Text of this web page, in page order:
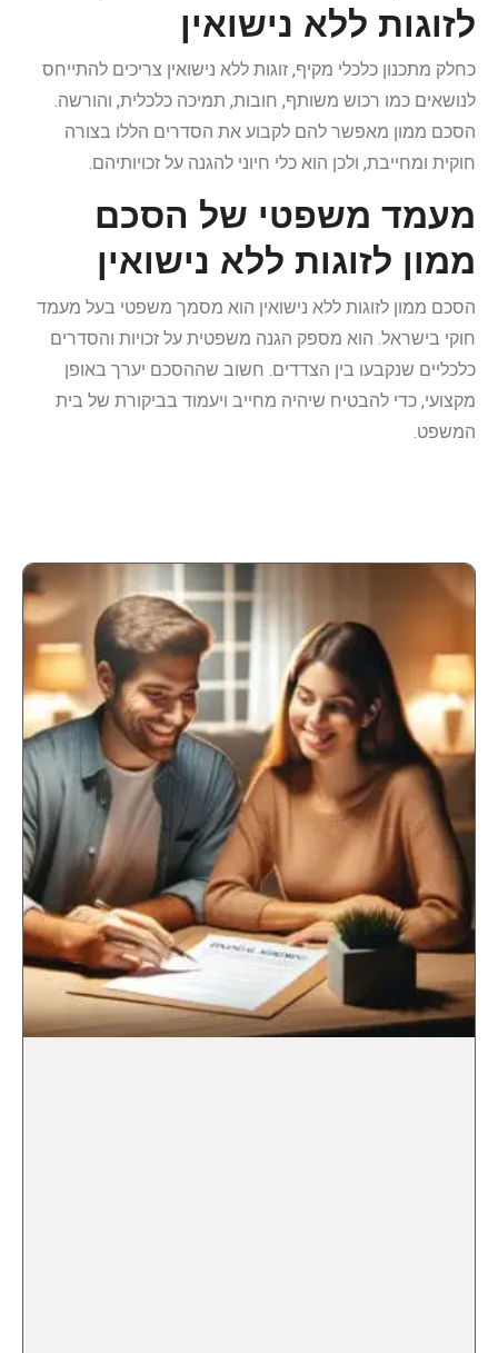
לזוגות ללא נישואין
כחלק מתכנון כלכלי מקיף, זוגות ללא נישואין צריכים להתייחס
לנושאים כמו רכוש משותף, חובות, תמיכה כלכלית, והורשה.
הסכם ממון מאפשר להם לקבוע את הסדרים הללו בצורה
חוקית ומחייבת, ולכן הוא כלי חיוני להגנה על זכויותיהם.
מעמד משפטי של הסכם
ממון לזוגות ללא נישואין
הסכם ממון לזוגות ללא נישואין הוא מסמך משפטי בעל מעמד
חוקי בישראל. הוא מספק הגנה משפטית על זכויות והסדרים
כלכליים שנקבעו בין הצדדים. חשוב שההסכם יערך באופן
מקצועי, כדי להבטיח שיהיה מחייב ויעמוד בביקורת של בית
המשפט.